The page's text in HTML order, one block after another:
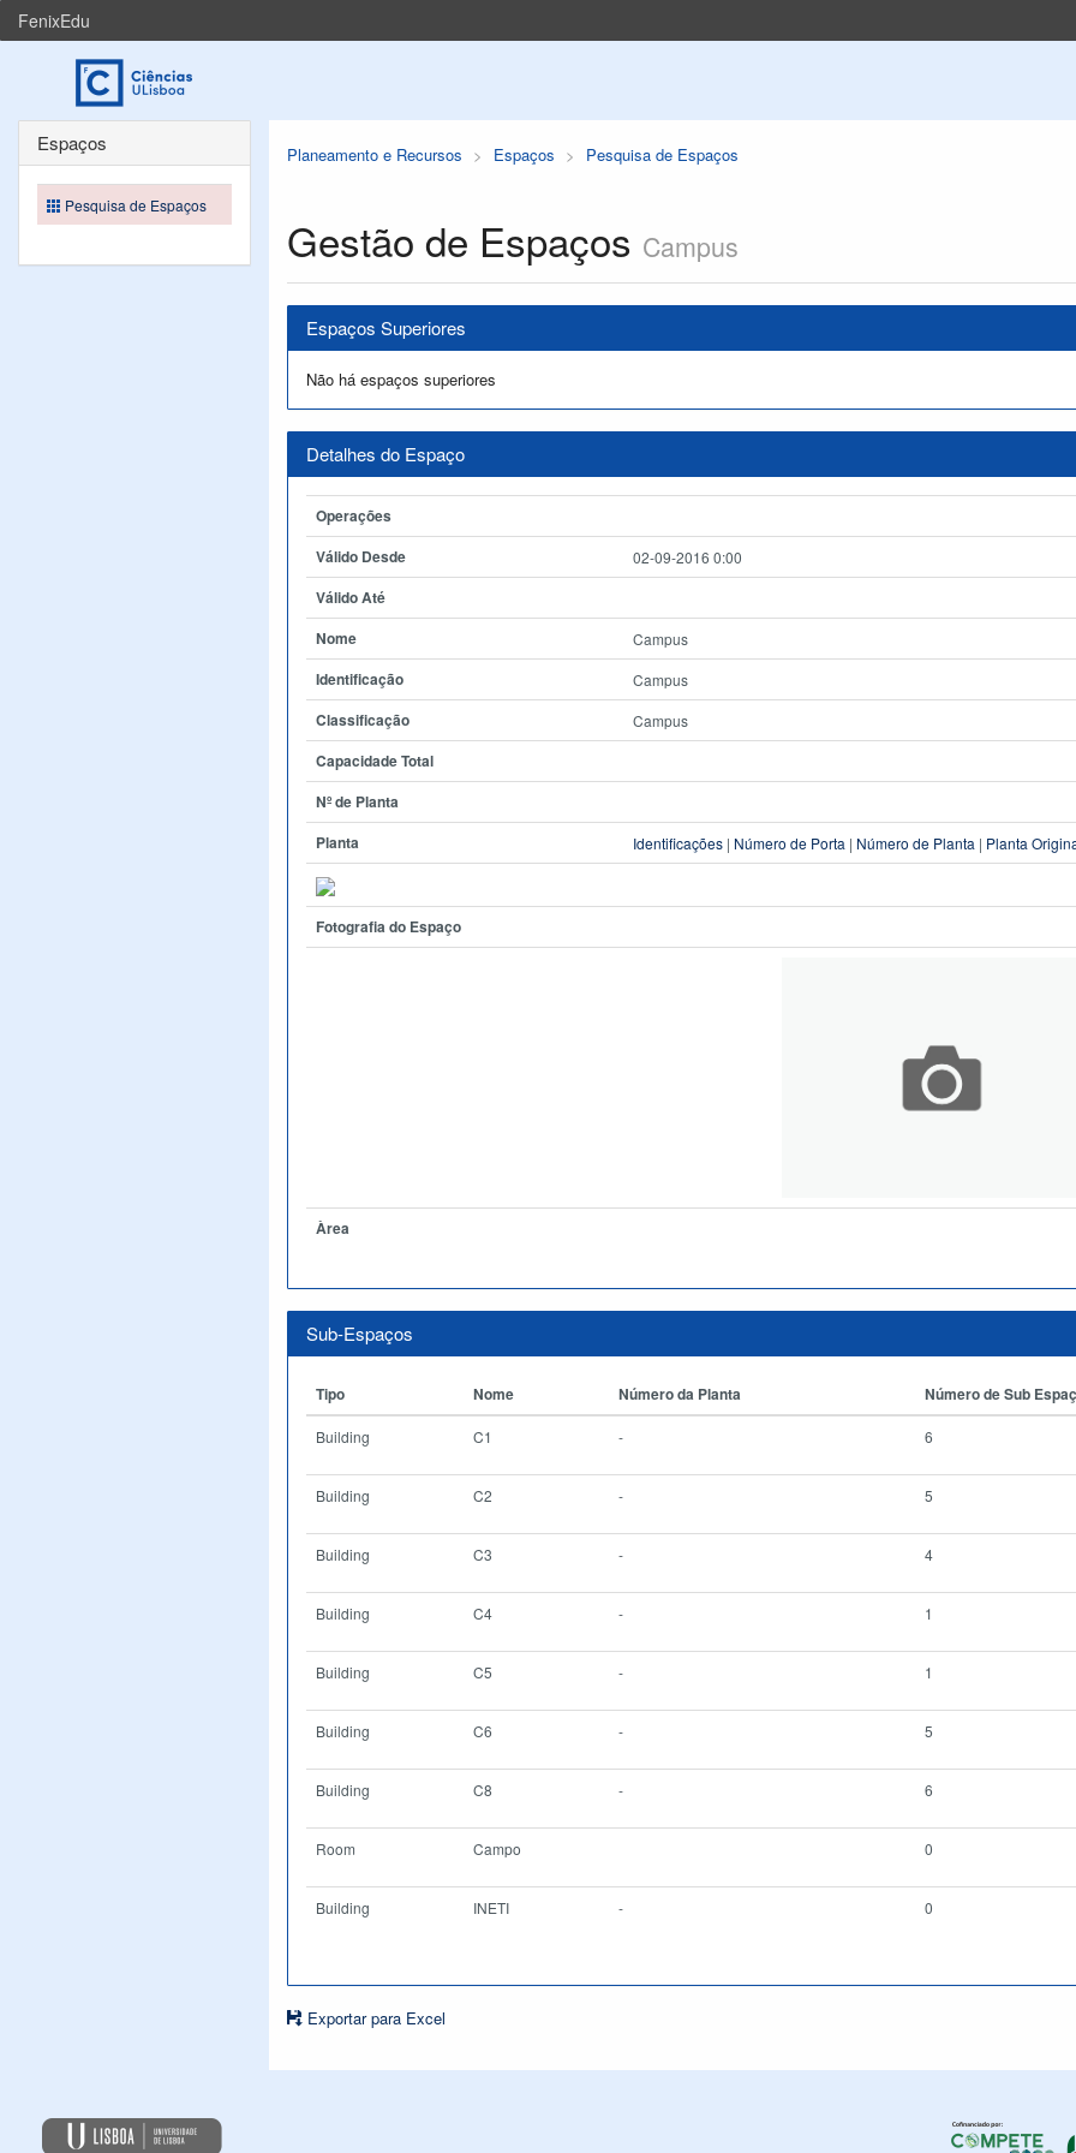
FenixEdu
Planeamento e Recursos Espaços Pesquisa de Espaços
Gestão de Espaços Campus
Espaços Superiores
Não há espaços superiores
Detalhes do Espaço
Operações
Válido Desde
02-09-2016 0:00
Válido Até
Nome
Campus
Identificação Campus
Classificação Campus
Capacidade Total
Nº de Planta
Planta
Identificações | Número de Porta | Número de Planta | Planta
Fotografia do Espaço
Àrea
Sub-Espaços
Tipo Nome Número da Planta Número de Sub
Building C1 - 6
Building C2 - 5
Building C3 - 4
Building C4 - 1
Building C5 - 1
Building C6 - 5
Building C8 - 6
Room Campo 0
Building INETI - 0
Exportar para Excel
Espaços
Pesquisa de Espaços